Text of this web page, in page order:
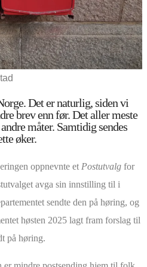
Det er naturlig, siden vi
brev enn før. Det aller meste
måter. Samtidig sendes
øker.
oppnevnte et Postutvalg for
avga sin innstilling til i
sendte den på høring, og
høsten 2025 lagt fram forslag til
på høring.